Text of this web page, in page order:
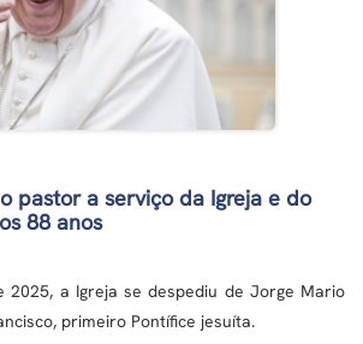
pastor a serviço da Igreja e do
88 anos
2025, a Igreja se despediu de Jorge Mario
primeiro Pontífice jesuíta.